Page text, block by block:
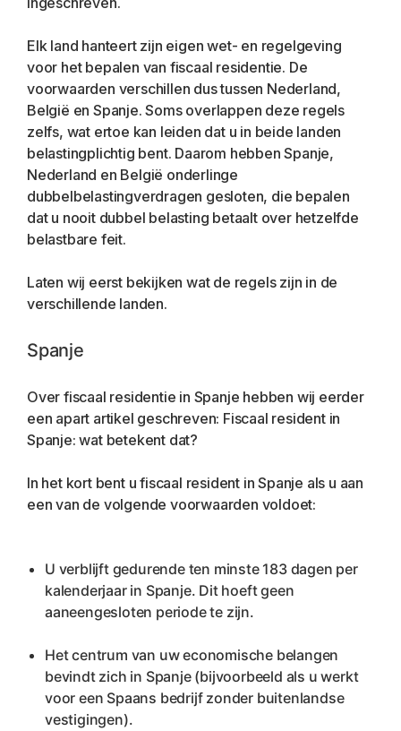
Elk land hanteert zijn eigen wet- en regelgeving
voor het bepalen van fiscaal residentie. De
voorwaarden verschillen dus tussen Nederland,
België en Spanje. Soms overlappen deze regels
zelfs, wat ertoe kan leiden dat u in beide landen
belastingplichtig bent. Daarom hebben Spanje,
Nederland en België onderlinge
dubbelbelastingverdragen gesloten, die bepalen
dat u nooit dubbel belasting betaalt over hetzelfde
belastbare feit.
Laten wij eerst bekijken wat de regels zijn in de
verschillende landen.
Spanje
Over fiscaal residentie in Spanje hebben wij eerder
een apart artikel geschreven: Fiscaal resident in
Spanje: wat betekent dat?
In het kort bent u fiscaal resident in Spanje als u aan
een van de volgende voorwaarden voldoet:
U verblijft gedurende ten minste 183 dagen per
kalenderjaar in Spanje. Dit hoeft geen
aaneengesloten periode te zijn.
Het centrum van uw economische belangen
bevindt zich in Spanje (bijvoorbeeld als u werkt
voor een Spaans bedrijf zonder buitenlandse
vestigingen).